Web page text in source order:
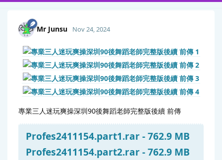
Mr Junsu Nov 24, 2024
專業三人迷玩爽操深圳90後舞蹈老師完整版後續 前傳
Profes2411154.part1.rar - 762.9 MB
Profes2411154.part2.rar - 762.9 MB